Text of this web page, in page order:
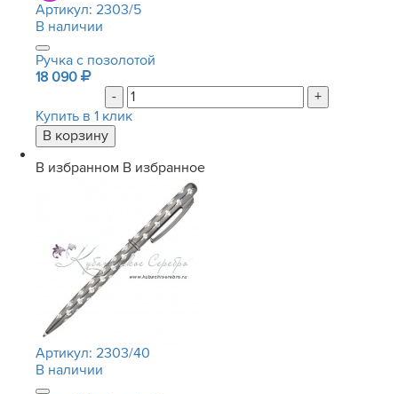
Артикул: 2303/5
В наличии
Ручка с позолотой
18 090
-
+
Купить в 1 клик
В избранном В избранное
Артикул: 2303/40
В наличии